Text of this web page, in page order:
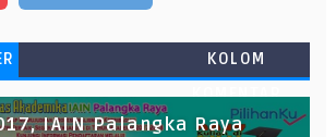
KOLOM
KOMENTAR
IAIN Palangka Raya